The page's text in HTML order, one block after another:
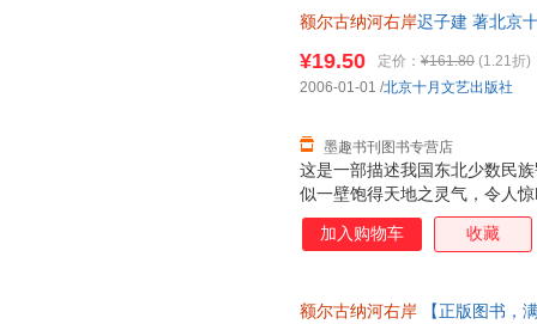
额尔古纳河右岸迟子建 著北京
这是一部描述我国东北少数民
似一壁饱得天地之灵气，令人
恬、时而激越，向世人诉说人
子建，以一位年届九旬，这一
迁、游猎，在享受大自然恩赐
¥19.50 定价： ¥161.80 (1.21折)
墨趣书刊图书专营店
2006-01-01 /北京十月文艺出版社
加入购物车 收藏
额尔古纳河右岸 【正版图书，